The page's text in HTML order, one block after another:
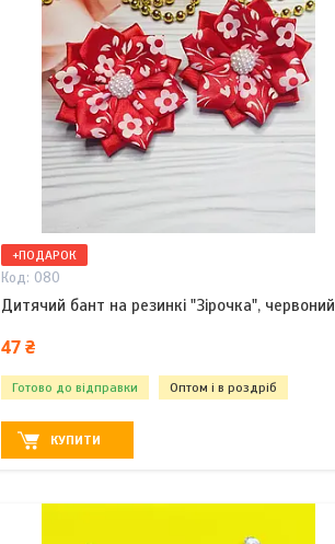
+ПОДАРОК
080
Дитячий бант на резинкі "Зірочка", червоний
47 ₴
Готово до відправки Оптом і в роздріб
КУПИТИ